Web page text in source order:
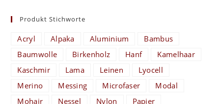
Produkt Stichworte
Acryl Alpaka Aluminium
Bambus
Baumwolle
Birkenholz Hanf
Kamelhaar
Kaschmir
Lama Leinen
Lyocell
Merino
Messing Microfaser
Modal
Mohair
Nessel Nylon
Papier